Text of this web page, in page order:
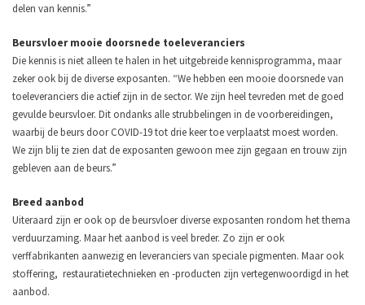
delen van kennis.”
Beursvloer mooie doorsnede toeleveranciers
Die kennis is niet alleen te halen in het uitgebreide kennisprogramma, maar
zeker ook bij de diverse exposanten. “We hebben een mooie doorsnede van
toeleveranciers die actief zijn in de sector. We zijn heel tevreden met de goed
gevulde beursvloer. Dit ondanks alle strubbelingen in de voorbereidingen,
waarbij de beurs door COVID-19 tot drie keer toe verplaatst moest worden.
We zijn blij te zien dat de exposanten gewoon mee zijn gegaan en trouw zijn
gebleven aan de beurs.”
Breed aanbod
Uiteraard zijn er ook op de beursvloer diverse exposanten rondom het thema
verduurzaming. Maar het aanbod is veel breder. Zo zijn er ook
verffabrikanten aanwezig en leveranciers van speciale pigmenten. Maar ook
stoffering, restauratietechnieken en -producten zijn vertegenwoordigd in het
aanbod.